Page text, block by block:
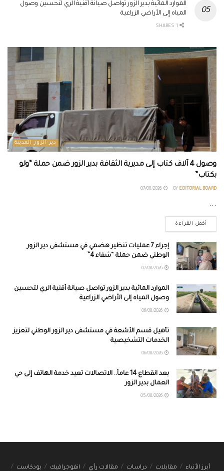
الموارد المائية بدير الزور تواصل صيانة أقنية الري لتحسين وصول
المياه إلى الأراضي الزراعية
دير الزور المدينة
وصول 4 آلاف كتاب إلى مديرية الثقافة بدير الزور ضمن حملة “ولو
بكتاب”
BY EDITORIAL BOARD
...
أكمل القراءة
إجراء 7 عمليات تنظير هضمي في مستشفى دير الزور
الوطني ضمن حملة “شفاء 4”
الموارد المائية بدير الزور تواصل صيانة أقنية الري لتحسين
وصول المياه إلى الأراضي الزراعية
تأهيل قسم الأشعة في مستشفى دير الزور الوطني لتعزيز
الخدمات التشخيصية
بعد انقطاع 14 عاماً.. الاتصالات تعيد خدمة الهاتف إلى حي
العمال بدير الزور
أبرز الأنباء مقابلات دراسات مقالات رأي انفوجرافيك بودكاست